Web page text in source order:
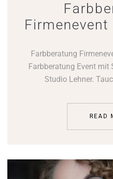
Farbberatung
Farbberatung Event mit
Studio Lehner.
READ